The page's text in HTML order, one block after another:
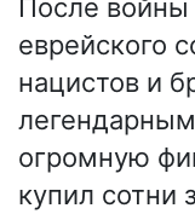
После войны
еврейского
нацистов и
огромную
купил сотни